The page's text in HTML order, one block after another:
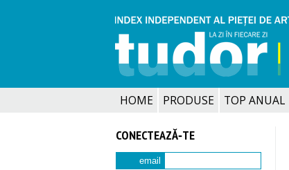
HOME PRODUSE TOP ANUAL
CONECTEAZĂ‑TE
email